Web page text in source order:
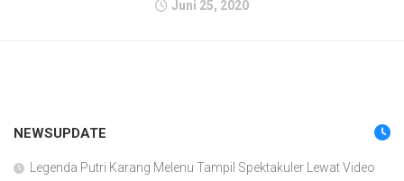
Juni 25, 2020
NEWSUPDATE
Legenda Putri Karang Melenu Tampil Spektakuler Lewat Video